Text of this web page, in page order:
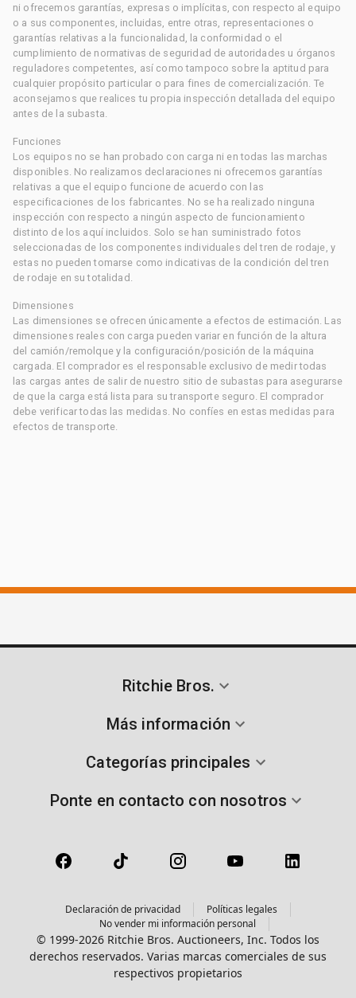
ni ofrecemos garantías, expresas o implícitas, con respecto al equipo
o a sus componentes, incluidas, entre otras, representaciones o
garantías relativas a la funcionalidad, la conformidad o el
cumplimiento de normativas de seguridad de autoridades u órganos
reguladores competentes, así como tampoco sobre la aptitud para
cualquier propósito particular o para fines de comercialización. Te
aconsejamos que realices tu propia inspección detallada del equipo
antes de la subasta.
Funciones
Los equipos no se han probado con carga ni en todas las marchas
disponibles. No realizamos declaraciones ni ofrecemos garantías
relativas a que el equipo funcione de acuerdo con las
especificaciones de los fabricantes. No se ha realizado ninguna
inspección con respecto a ningún aspecto de funcionamiento
distinto de los aquí incluidos. Solo se han suministrado fotos
seleccionadas de los componentes individuales del tren de rodaje, y
estas no pueden tomarse como indicativas de la condición del tren
de rodaje en su totalidad.
Dimensiones
Las dimensiones se ofrecen únicamente a efectos de estimación. Las
dimensiones reales con carga pueden variar en función de la altura
del camión/remolque y la configuración/posición de la máquina
cargada. El comprador es el responsable exclusivo de medir todas
las cargas antes de salir de nuestro sitio de subastas para asegurarse
de que la carga está lista para su transporte seguro. El comprador
debe verificar todas las medidas. No confíes en estas medidas para
efectos de transporte.
Ritchie Bros.
Más información
Categorías principales
Ponte en contacto con nosotros
Declaración de privacidad
Políticas legales
No vender mi información personal
© 1999-2026 Ritchie Bros. Auctioneers, Inc. Todos los
derechos reservados. Varias marcas comerciales de sus
respectivos propietarios